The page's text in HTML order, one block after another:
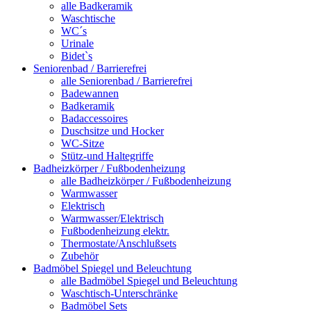
alle Badkeramik
Waschtische
WC´s
Urinale
Bidet`s
Seniorenbad / Barrierefrei
alle Seniorenbad / Barrierefrei
Badewannen
Badkeramik
Badaccessoires
Duschsitze und Hocker
WC-Sitze
Stütz-und Haltegriffe
Badheizkörper / Fußbodenheizung
alle Badheizkörper / Fußbodenheizung
Warmwasser
Elektrisch
Warmwasser/Elektrisch
Fußbodenheizung elektr.
Thermostate/Anschlußsets
Zubehör
Badmöbel Spiegel und Beleuchtung
alle Badmöbel Spiegel und Beleuchtung
Waschtisch-Unterschränke
Badmöbel Sets